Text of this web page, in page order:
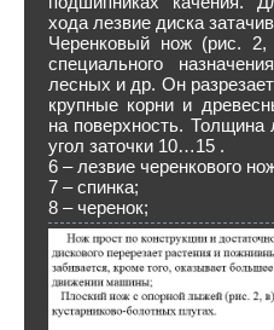
хода лезвие диска
Черенковый нож (рис.
специального
лесных и др. Он
крупные корни и
на поверхность.
угол заточки 10…15 .
6 – лезвие черенкового
7 – спинка;
8 – черенок;